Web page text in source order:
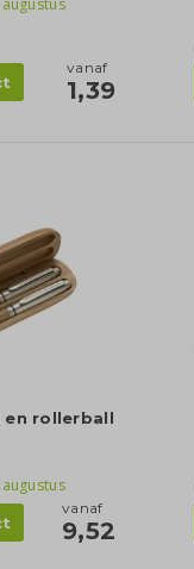
vanaf
1,39
en rollerball
vanaf
9,52